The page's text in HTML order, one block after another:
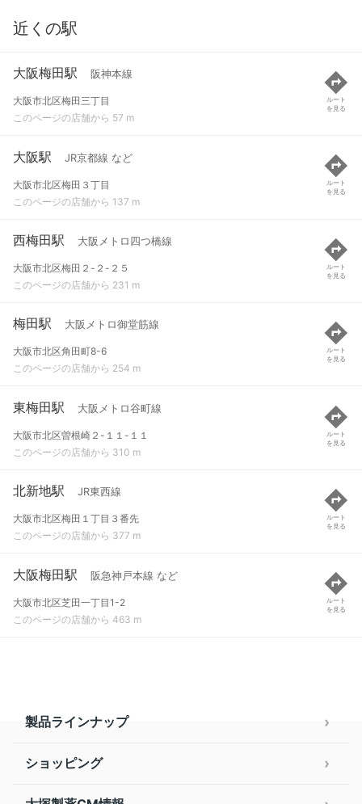
近くの駅
大阪梅田駅 阪神本線
大阪市北区梅田三丁目
このページの店舗から 57 m
ルート
を見る
大阪駅 JR京都線 など
大阪市北区梅田３丁目
このページの店舗から 137 m
ルート
を見る
西梅田駅 大阪メトロ四つ橋線
大阪市北区梅田２-２-２５
このページの店舗から 231 m
ルート
を見る
梅田駅 大阪メトロ御堂筋線
大阪市北区角田町8-6
このページの店舗から 254 m
ルート
を見る
東梅田駅 大阪メトロ谷町線
大阪市北区曽根崎２-１１-１１
このページの店舗から 310 m
ルート
を見る
北新地駅 JR東西線
大阪市北区梅田１丁目３番先
このページの店舗から 377 m
ルート
を見る
大阪梅田駅 阪急神戸本線 など
大阪市北区芝田一丁目1-2
このページの店舗から 463 m
ルート
を見る
製品ラインナップ
ショッピング